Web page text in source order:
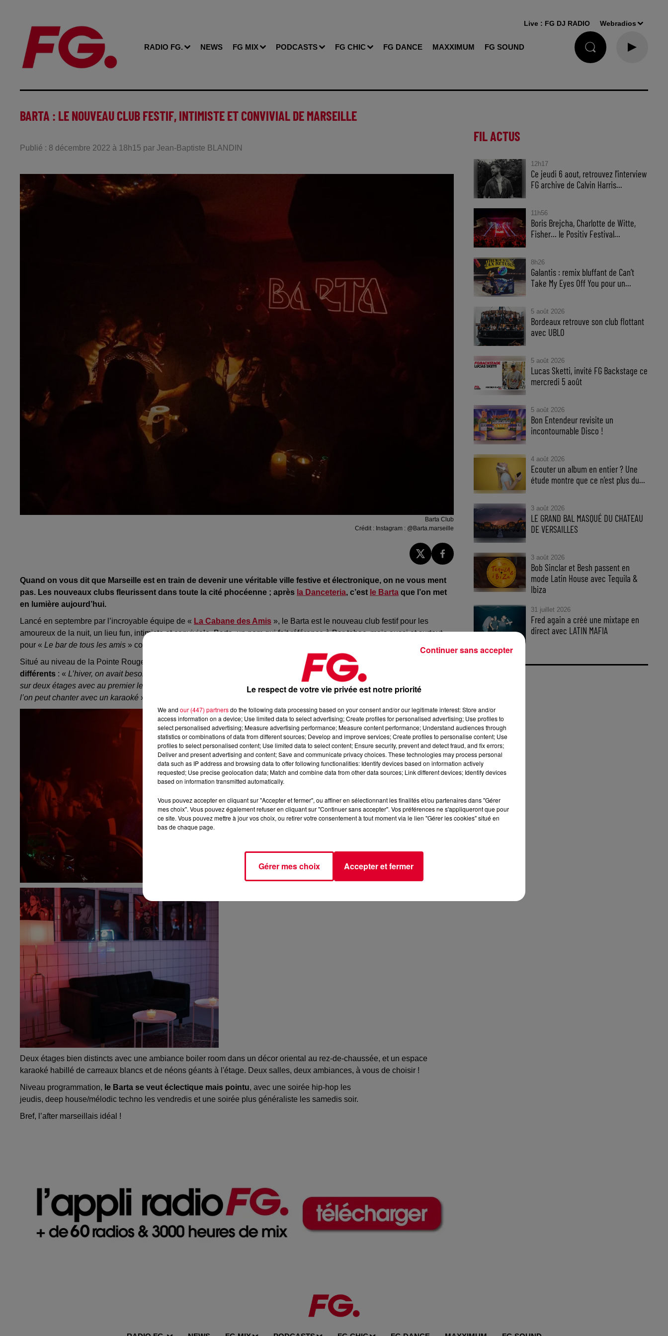
RADIO FG. NEWS FG MIX PODCASTS FG CHIC FG DANCE MAXXIMUM FG SOUND
Live : FG DJ RADIO Webradios
BARTA : LE NOUVEAU CLUB FESTIF, INTIMISTE ET CONVIVIAL DE MARSEILLE
Publié : 8 décembre 2022 à 18h15 par Jean-Baptiste BLANDIN
Barta Club
Crédit : Instagram : @Barta.marseille
Quand on vous dit que Marseille est en train de devenir une véritable ville festive et électronique, on ne vous ment
pas. Les nouveaux clubs fleurissent dans toute la cité phocéenne ; après la Danceteria, c’est le Barta que l’on met
en lumière aujourd’hui.
Lancé en septembre par l’incroyable équipe de « La Cabane des Amis », le Barta est le nouveau club festif pour les
amoureux de la nuit, un lieu fun, intimiste et conviviale.Barta, un nom qui fait référence à Bar-tabac, mais aussi et surtout
pour « Le bar de tous les amis » comme nous l’explique
Situé au niveau de la Pointe Rouge, dans le
le nouveau spot se veut pluridisciplinaire avec deux étages bien
différents : « L’hiver, on avait besoin d’un lieu pour se retrouver à Marseille.
L’idée, c’était de casser les codes avec un lieu
sur deux étages avec au premier le DJ, placé au centre et où l’on peut passer derrière lui, et à l’étage un espacechill
l’on peut chanter avec un karaoké ».
Deux étages bien distincts avec une ambiance boiler room dans un décor oriental au rez-de-chaussée, et un espace
karaoké habillé de carreaux blancs et de néons géants à l'étage. Deux salles, deux ambiances, à vous de choisir !
Niveau programmation, le Barta se veut éclectique mais pointu, avec une soirée hip-hop les
jeudis, deep house/mélodic techno les vendredis et une soirée plus généraliste les samedis soir.
Bref, l’after marseillais idéal !
FIL ACTUS
12h17
Ce jeudi 6 aout, retrouvez l'interview
FG archive de Calvin Harris...
11h56
Boris Brejcha, Charlotte de Witte,
Fisher… le Positiv Festival...
8h26
Galantis : remix bluffant de Can’t
Take My Eyes Off You pour un...
5 août 2026
Bordeaux retrouve son club flottant
avec UBLO
5 août 2026
Lucas Sketti, invité FG Backstage ce
mercredi 5 août
5 août 2026
Bon Entendeur revisite un
incontournable Disco !
4 août 2026
Ecouter un album en entier ? Une
étude montre que ce n’est plus du...
3 août 2026
LE GRAND BAL MASQUÉ DU CHATEAU
DE VERSAILLES
3 août 2026
Bob Sinclar et Besh passent en
mode Latin House avec Tequila &
Ibiza
31 juillet 2026
Fred again a créé une mixtape en
direct avec LATIN MAFIA
Le respect de votre vie privée est notre priorité
We and our (447) partnersdo the following data processing based on your consent and/or our legitimate interest: Store and/or
access information on a device; Use limited data to select advertising; Create profiles for personalised advertising; Use profiles to
select personalised advertising; Measure advertising performance; Measure content performance; Understand audiences through
statistics or combinations of data from different sources; Develop and improve services; Create profiles to personalise content; Use
profiles to select personalised content; Use limited data to select content; Ensure security, prevent and detect fraud, and fix errors;
Deliver and present advertising and content; Save and communicate privacy choices. These technologies may process personal
data such as IP address and browsing data to offer following functionalities: Identify devices based on information actively
requested; Use precise geolocation data; Match and combine data from other data sources; Link different devices; Identify devices
based on information transmitted automatically.
Vous pouvez accepter en cliquant sur "Accepter et fermer", ou affiner en sélectionnant les finalités et/ou partenaires dans "Gérer
mes choix". Vous pouvez également refuser en cliquant sur "Continuer sans accepter". Vos préférences ne s'appliqueront que pour
ce site. Vous pouvez mettre à jour vos choix, ou retirer votre consentement à tout moment via le lien "Gérer les cookies" situé en
bas de chaque page.
Gérer mes choix Accepter et fermer
Continuer sans accepter